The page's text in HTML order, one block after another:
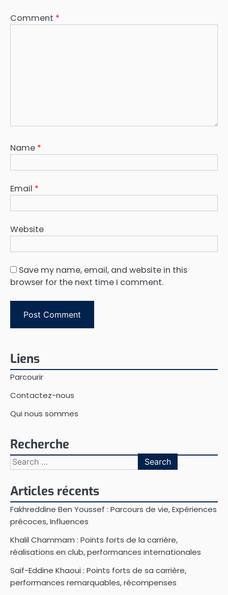
Comment *
Name *
Email *
Website
Save my name, email, and website in this
browser for the next time I comment.
Liens
Parcourir
Contactez-nous
Qui nous sommes
Recherche
Search
for:
Articles récents
Fakhreddine Ben Youssef : Parcours de vie, Expériences
précoces, Influences
Khalil Chammam : Points forts de la carrière,
réalisations en club, performances internationales
Saif-Eddine Khaoui : Points forts de sa carrière,
performances remarquables, récompenses